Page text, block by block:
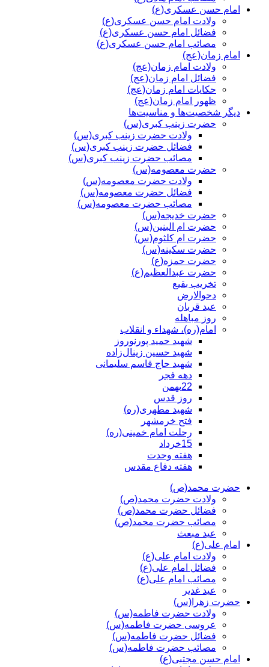
امام حسن عسکری(ع)
ولادت امام حسن عسکری(ع)
فضائل امام حسن عسکری(ع)
مصائب امام حسن عسکری(ع)
امام زمان(عج)
ولادت امام زمان(عج)
فضائل امام زمان(عج)
حکایات امام زمان(عج)
ظهور امام زمان(عج)
دیگر شخصیت‌ها و مناسیت‌ها
حضرت زینب کبری(س)
ولادت حضرت زینب کبری(س)
فضائل حضرت زینب کبری(س)
مصائب حضرت زینب کبری(س)
حضرت معصومه(س)
ولادت حضرت معصومه(س)
فضائل حضرت معصومه(س)
مصائب حضرت معصومه(س)
حضرت خدیجه(س)
حضرت ام البنین(س)
حضرت ام کلثوم(س)
حضرت سکینه(س)
حضرت حمزه(ع)
حضرت عبدالعظیم(ع)
تخریب بقیع
دحوالارض
عید قربان
روز مباهله
امام(ره)، شهداء و انقلاب
شهید حمید پورنوروز
شهید حسین زینال‌زاده
شهید حاج قاسم سلیمانی
دهه فجر
22بهمن
روز قدس
شهید مطهری(ره)
فتح خرمشهر
رحلت امام خمینی(ره)
15خرداد
هفته وحدت
هفته دفاع مقدس
حضرت محمد(ص)
ولادت حضرت محمد(ص)
فضائل حضرت محمد(ص)
مصائب حضرت محمد(ص)
عید مبعث
امام علی(ع)
ولادت امام علی(ع)
فضائل امام علی(ع)
مصائب امام علی(ع)
عید غدیر
حضرت زهرا(س)
ولادت حضرت فاطمه(س)
عروسی حضرت فاطمه(س)
فضائل حضرت فاطمه(س)
مصائب حضرت فاطمه(س)
امام حسن مجتبی(ع)